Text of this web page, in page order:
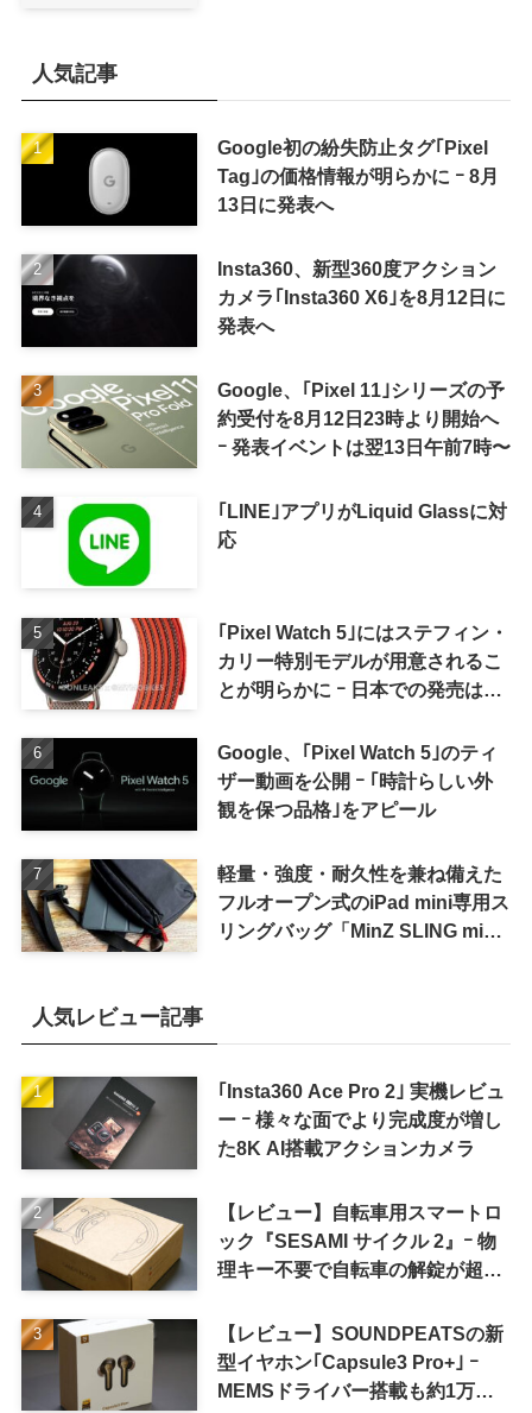
人気記事
Google初の紛失防止タグ｢Pixel
Tag｣の価格情報が明らかに ｰ 8月
13日に発表へ
Insta360、新型360度アクション
カメラ｢Insta360 X6｣を8月12日に
発表へ
Google、｢Pixel 11｣シリーズの予
約受付を8月12日23時より開始へ
ｰ 発表イベントは翌13日午前7時〜
｢LINE｣アプリがLiquid Glassに対
応
｢Pixel Watch 5｣にはステフィン・
カリー特別モデルが用意されるこ
とが明らかに ｰ 日本での発売は期
Google、｢Pixel Watch 5｣のティ
ザー動画を公開 ｰ ｢時計らしい外
観を保つ品格｣をアピール
軽量・強度・耐久性を兼ね備えた
フルオープン式のiPad mini専用ス
リングバッグ「MinZ SLING mini
人気レビュー記事
｢Insta360 Ace Pro 2｣ 実機レビュ
ー ｰ 様々な面でより完成度が増し
た8K AI搭載アクションカメラ
【レビュー】自転車用スマートロ
ック『SESAMI サイクル 2』ｰ 物
理キー不要で自転車の解錠が超簡
【レビュー】SOUNDPEATSの新
型イヤホン｢Capsule3 Pro+｣ ｰ
MEMSドライバー搭載も約1万円